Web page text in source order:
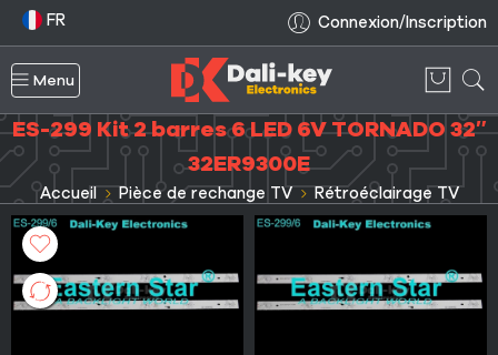
FR Connexion/Inscription
Menu
ES-299 Kit 2 barres 6 LED 6V TORNADO 32″
32ER9300E
Accueil Pièce de rechange TV Rétroéclairage TV